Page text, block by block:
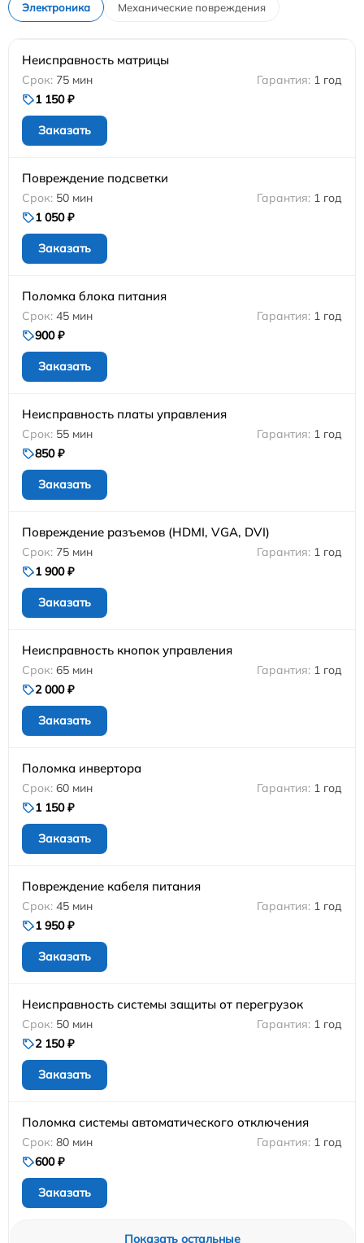
Электроника Механические повреждения
Неисправность матрицы
75 мин
1 год
1 150 ₽
Заказать
Повреждение подсветки
50 мин
1 год
1 050 ₽
Заказать
Поломка блока питания
45 мин
1 год
900 ₽
Заказать
Неисправность платы управления
55 мин
1 год
850 ₽
Заказать
Повреждение разъемов (HDMI, VGA, DVI)
75 мин
1 год
1 900 ₽
Заказать
Неисправность кнопок управления
65 мин
1 год
2 000 ₽
Заказать
Поломка инвертора
60 мин
1 год
1 150 ₽
Заказать
Повреждение кабеля питания
45 мин
1 год
1 950 ₽
Заказать
Неисправность системы защиты от перегрузок
50 мин
1 год
2 150 ₽
Заказать
Поломка системы автоматического отключения
80 мин
1 год
600 ₽
Заказать
Показать остальные